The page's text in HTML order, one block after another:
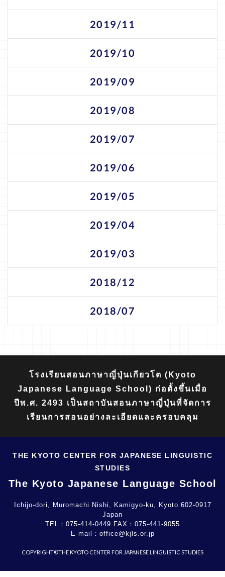
2019/11
2019/10
2019/09
2019/08
2019/07
2019/06
2019/05
2019/04
2019/03
2018/12
2018/07
โรงเรียนสอนภาษาญี่ปุ่นเกียวโต (Kyoto
Japanese Language School) ก่อตั้งขึ้นเมื่อ
ปีพ.ศ. 2493 เป็นสถาบันสอนภาษาญี่ปุ่นที่จัดการ
เรียนการสอนอย่างละเอียดและครอบคลุม
THE KYOTO CENTER FOR JAPANESE LINGUISTIC
STUDIES
The Kyoto Japanese Language School
Ichijo-dori, Muromachi Nishi, Kamigyo-ku, Kyoto 602-0917
Japan
TEL： 075-414-0449 FAX： 075-441-9055
E-mail： office@kjls.or.jp
COPYRIGHT©THE KYOTO CENTER FOR JAPANESE LINGUISTIC STUDIES